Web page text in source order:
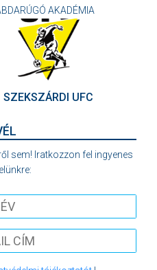
AKADÉMIA
SZEKSZÁRDI UFC
sem! Iratkozzon fel ingyenes